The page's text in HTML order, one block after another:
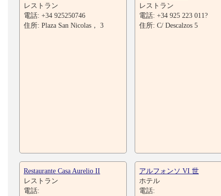
レストラン
電話: +34 925250746
住所: Plaza San Nicolas， 3
レストラン
電話: +34 925 223 011?
住所: C/ Descalzos 5
Restaurante Casa Aurelio II
レストラン
電話:
アルフォンソ VI 世
ホテル
電話: